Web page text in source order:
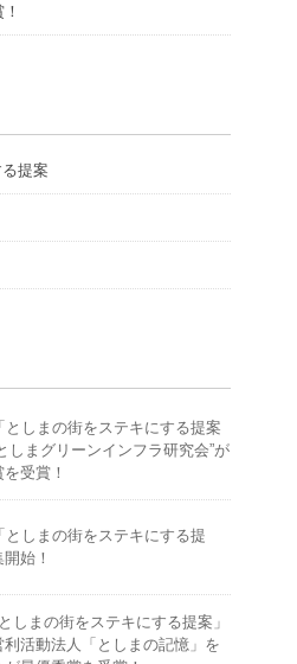
提案
としまの街をステキにする提案
しまグリーンインフラ研究会”が
受賞！
としまの街をステキにする提
始！
しまの街をステキにする提案」
利活動法人「としまの記憶」を